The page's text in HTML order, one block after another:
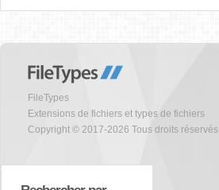
FileTypes
Extensions de fichiers et types de fichiers
Copyright © 2017-2026 Tous droits réservés